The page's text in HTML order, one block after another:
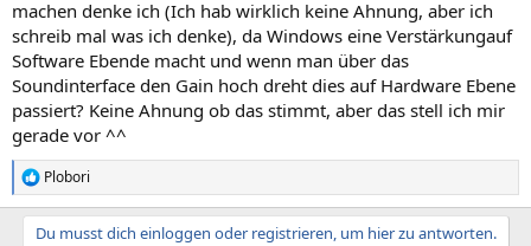
machen denke ich (Ich hab wirklich keine Ahnung, aber ich
schreib mal was ich denke), da Windows eine Verstärkungauf
Software Ebende macht und wenn man über das
Soundinterface den Gain hoch dreht dies auf Hardware Ebene
passiert? Keine Ahnung ob das stimmt, aber das stell ich mir
gerade vor ^^
R
e
a
Plobori
Du musst dich einloggen oder registrieren, um hier zu antworten.